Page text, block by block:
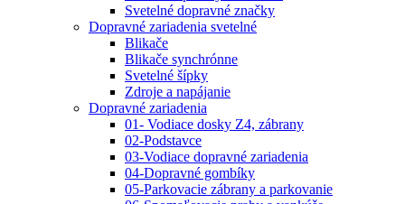
Svetelné dopravné značky
Dopravné zariadenia svetelné
Blikače
Blikače synchrónne
Svetelné šípky
Zdroje a napájanie
Dopravné zariadenia
01- Vodiace dosky Z4, zábrany
02-Podstavce
03-Vodiace dopravné zariadenia
04-Dopravné gombíky
05-Parkovacie zábrany a parkovanie